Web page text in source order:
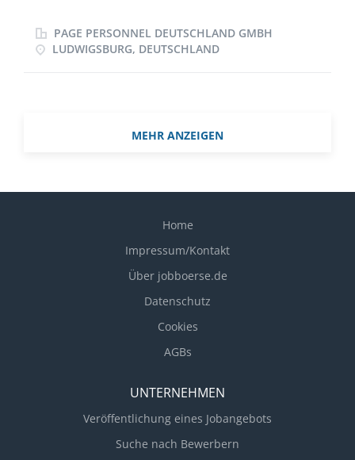
und Verwaltung offener Posten Verantwortung für
die Einhaltung von Zahlungsfristen und Kontrolle
Richtlinien Prüfung von Belegen auf Vollständigkeit
PAGE PERSONNEL DEUTSCHLAND GMBH
LUDWIGSBURG, DEUTSCHLAND
MEHR ANZEIGEN
Home
Impressum/Kontakt
Über jobboerse.de
Datenschutz
Cookies
AGBs
UNTERNEHMEN
Veröffentlichung eines Jobangebots
Suche nach Bewerbern